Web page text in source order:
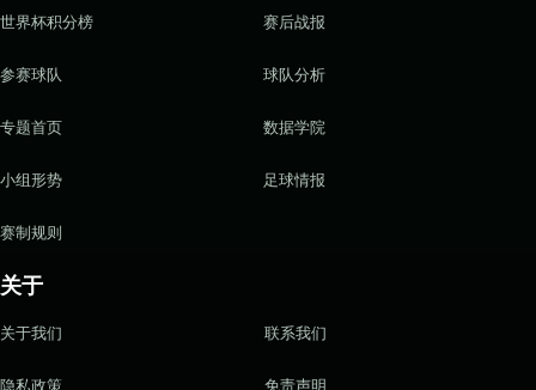
世界杯积分榜
参赛球队
专题首页
小组形势
赛制规则
赛后战报
球队分析
数据学院
足球情报
关于
关于我们 联系我们
隐私政策 免责声明